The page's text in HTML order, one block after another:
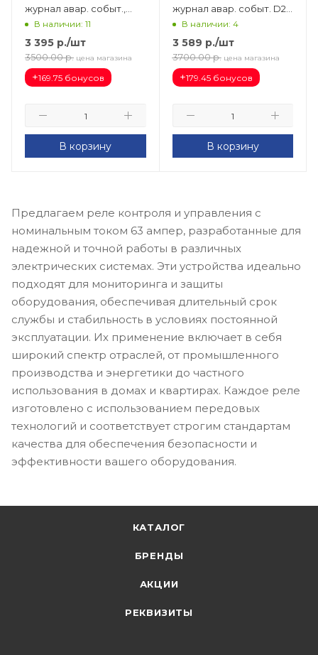
журнал авар. событ.,
красная подсв. D2-63
В наличии: 11
3 395 р./шт
3500.00 р. цена магазина
+169.75 бонусов
В корзину
журнал авар. событ. D2-
63В наличии: 4
3 589 р./шт
3700.00 р. цена магазина
+179.45 бонусов
В корзину
Предлагаем реле контроля и управления с
номинальным током 63 ампер, разработанные для
надежной и точной работы в различных
электрических системах. Эти устройства идеально
подходят для мониторинга и защиты
оборудования, обеспечивая длительный срок
службы и стабильность в условиях постоянной
эксплуатации. Их применение включает в себя
широкий спектр отраслей, от промышленного
производства и энергетики до частного
использования в домах и квартирах. Каждое реле
изготовлено с использованием передовых
технологий и соответствует строгим стандартам
качества для обеспечения безопасности и
эффективности вашего оборудования.
КАТАЛОГ
БРЕНДЫ
АКЦИИ
РЕКВИЗИТЫ